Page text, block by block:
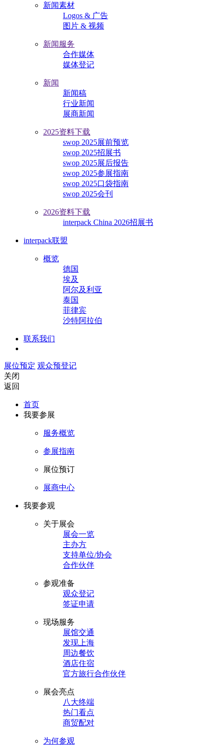
新闻素材
Logos & 广告
图片 & 视频
新闻服务
合作媒体
媒体登记
新闻
新闻稿
行业新闻
展商新闻
2025资料下载
swop 2025展前预览
swop 2025招展书
swop 2025展后报告
swop 2025参展指南
swop 2025口袋指南
swop 2025会刊
2026资料下载
interpack China 2026招展书
interpack联盟
概览
德国
埃及
阿尔及利亚
泰国
菲律宾
沙特阿拉伯
联系我们
展位预定 观众预登记
关闭
返回
首页
我要参展
服务概览
参展指南
展位预订
展商中心
我要参观
关于展会
展会一览
主办方
支持单位/协会
合作伙伴
参观准备
观众登记
签证申请
现场服务
展馆交通
发现上海
周边餐饮
酒店住宿
官方旅行合作伙伴
展会亮点
八大终端
热门看点
商贸配对
为何参观